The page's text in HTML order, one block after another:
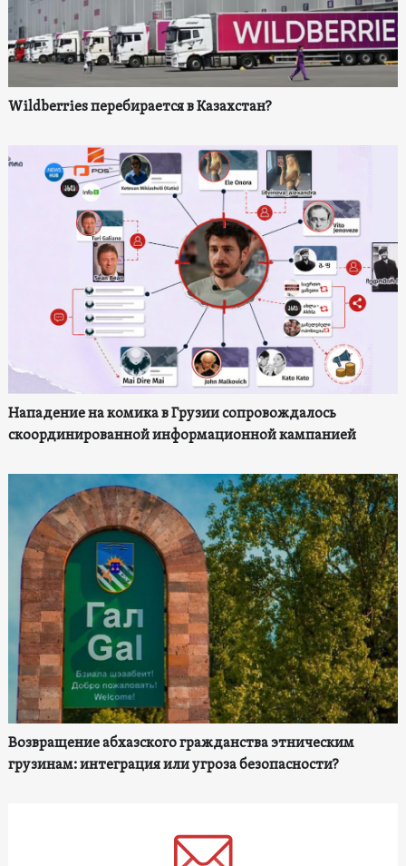
Wildberries перебирается в Казахстан?
Нападение на комика в Грузии сопровождалось
скоординированной информационной кампанией
Возвращение абхазского гражданства этническим
грузинам: интеграция или угроза безопасности?